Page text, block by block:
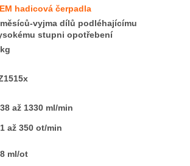
hadicová čerpadla
vyjma dílů podléhajícímu
stupni opotřebení
až 1330 ml/min
až 350 ot/min
ml/ot